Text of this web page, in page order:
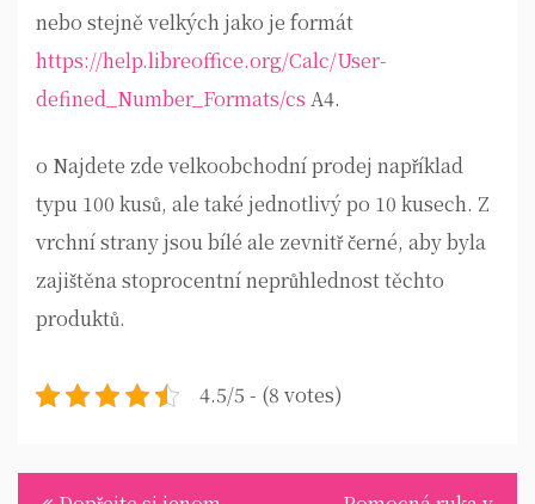
nebo stejně velkých jako je formát
https://help.libreoffice.org/Calc/User-
defined_Number_Formats/cs A4.
o Najdete zde velkoobchodní prodej například
typu 100 kusů, ale také jednotlivý po 10 kusech. Z
vrchní strany jsou bílé ale zevnitř černé, aby byla
zajištěna stoprocentní neprůhlednost těchto
produktů.
4.5/5 - (8 votes)
Navigace